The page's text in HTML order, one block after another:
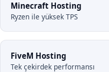
Minecraft Hosting
Ryzen ile yüksek TPS
FiveM Hosting
Tek çekirdek performansı